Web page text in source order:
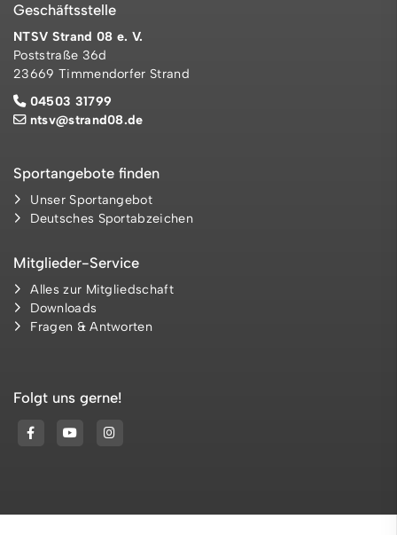
Geschäftsstelle
NTSV Strand 08 e. V.
Poststraße 36d
23669 Timmendorfer Strand
04503 31799
ntsv@strand08.de
Sportangebote finden
Unser Sportangebot
Deutsches Sportabzeichen
Mitglieder-Service
Alles zur Mitgliedschaft
Downloads
Fragen & Antworten
Folgt uns gerne!